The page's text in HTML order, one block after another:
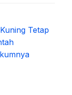
Tetap